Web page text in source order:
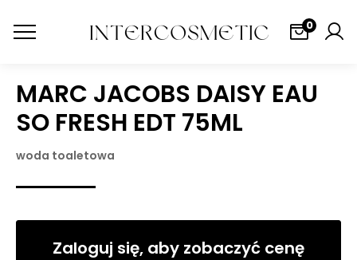
0
MARC JACOBS DAISY EAU
SO FRESH EDT 75ML
woda toaletowa
Zaloguj się, aby zobaczyć cenę